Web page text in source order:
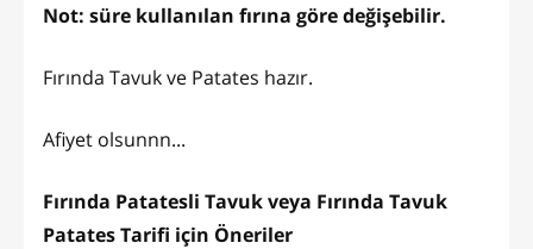
Not: süre kullanılan fırına göre değişebilir.
Fırında Tavuk ve Patates hazır.
Afiyet olsunnn...
Fırında Patatesli Tavuk veya Fırında Tavuk
Patates Tarifi için Öneriler